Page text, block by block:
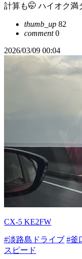
計算も🤭 ハイオク満
thumb_up 82
comment0
2026/03/09 00:04
CX-5 KE2FW
#淡路島ドライブ #釜
スピード